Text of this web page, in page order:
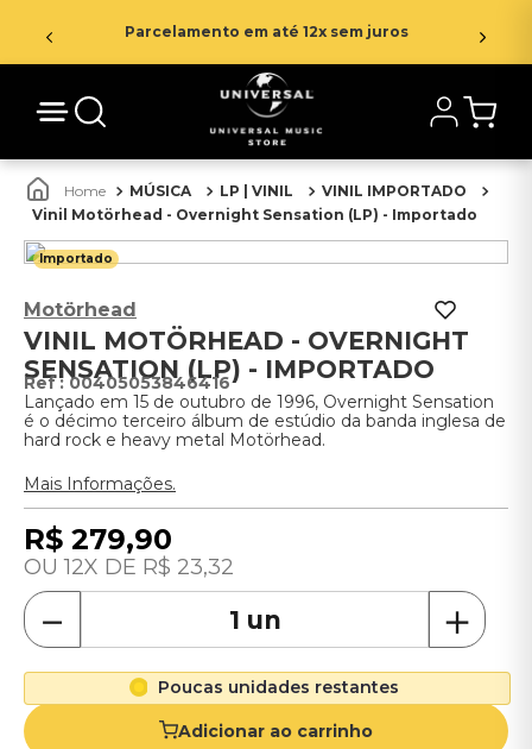
Parcelamento em até 12x sem juros
MÚSICA LP | VINIL
VINIL IMPORTADO
Vinil Motörhead - Overnight Sensation (LP) - Importado
Importado
Motörhead
VINIL MOTÖRHEAD - OVERNIGHT
SENSATION (LP) - IMPORTADO
: 00405053846416
Lançado em 15 de outubro de 1996, Overnight Sensation
é o décimo terceiro álbum de estúdio da banda inglesa de
hard rock e heavy metal Motörhead.
Mais Informações.
R$ 279,90
12 R$ 23,32
＋
－
Poucas unidades restantes
Adicionar ao carrinho